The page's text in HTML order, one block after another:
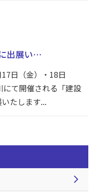
出展い…
日（金）・18日
にて開催される「建設
たします...
chevron_right